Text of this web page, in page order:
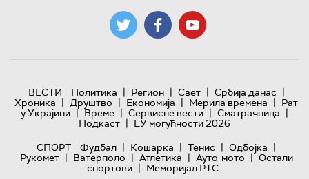
ВЕСТИ Политика | Регион | Свет | Србија данас |
Хроника | Друштво | Економија | Мерила времена | Рат
у Украјини | Време | Сервисне вести | Сматрачница |
Подкаст | ЕУ могућности 2026
СПОРТ
Фудбал | Кошарка | Тенис | Одбојка |
Рукомет | Ватерполо | Атлетика | Ауто-мото | Остали
спортови | Меморијал РТС